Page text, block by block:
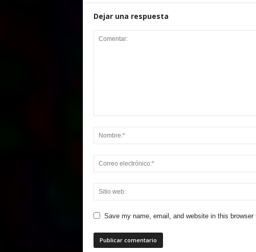
Dejar una respuesta
Save my name, email, and website in this